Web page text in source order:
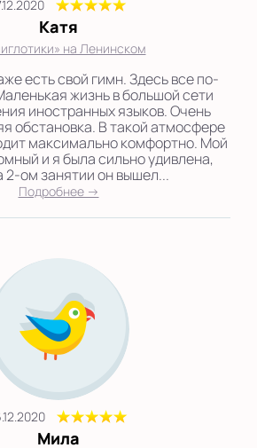
Катя
на Ленинском
есть свой гимн. Здесь все по-
жизнь в большой сети
иностранных языков. Очень
обстановка. В такой атмосфере
максимально комфортно. Мой
и я была сильно удивлена,
2-ом занятии он вышел...
Подробнее →
Мила